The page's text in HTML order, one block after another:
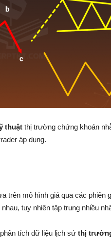
thuật thị trường chứng khoán
áp dụng.
trên mô hình giá qua các phiên
tuy nhiên tập trung nhiều
tích dữ liệu lịch sử thị